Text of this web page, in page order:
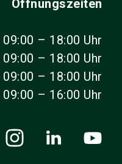
Öffnungszeiten
– 18:00 Uhr
– 18:00 Uhr
– 18:00 Uhr
– 16:00 Uhr